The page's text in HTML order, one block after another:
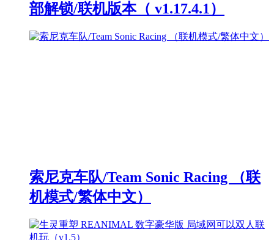
部解锁/联机版本（ v1.17.4.1）
索尼克车队/Team Sonic Racing （联
机模式/繁体中文）